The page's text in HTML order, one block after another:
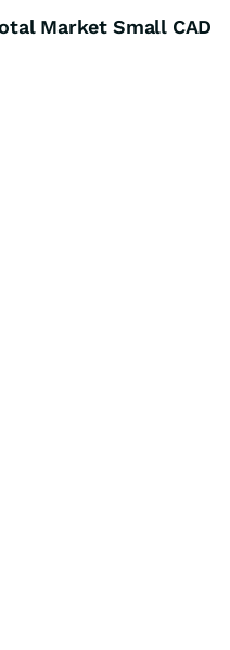
Market Small CAD